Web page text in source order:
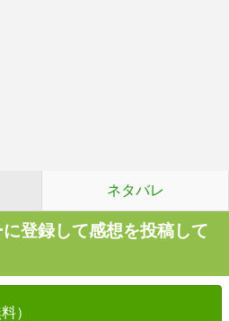
ネタバレ
登録して感想を投稿して
）